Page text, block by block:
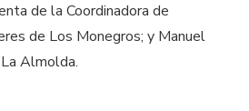
de la Coordinadora de
de Los Monegros; y Manuel
Almolda.